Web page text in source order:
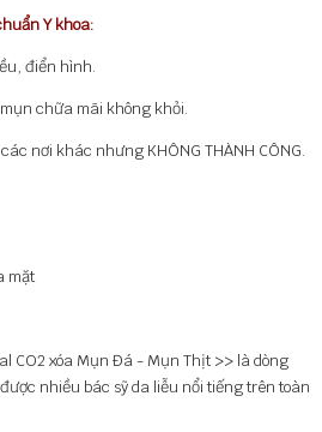
Y khoa:
điển hình.
chữa mãi không khỏi.
nơi khác nhưng KHÔNG THÀNH CÔNG.
mặt
CO2 xóa Mụn Đá - Mụn Thịt >> là dòng
nhiều bác sỹ da liễu nổi tiếng trên toàn